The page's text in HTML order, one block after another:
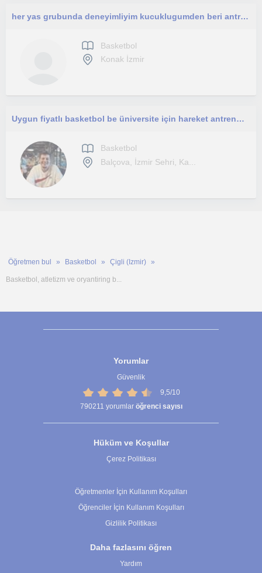
her yas grubunda deneyimliyim kucuklugumden beri antrenorluge merakliyim calismalarim basketbol,diyet ve beslenme agirlikli
Basketbol
Konak İzmir
Uygun fiyatlı basketbol be üniversite için hareket antrenman dersleri
Basketbol
Balçova, İzmir Sehri, Ka...
Öğretmen bul Basketbol Çigli (Izmir)
Basketbol, atletizm ve oryantiring b...
Yorumlar
Güvenlik
9,5/10
790211 yorumlar öğrenci sayısı
Hüküm ve Koşullar
Çerez Politikası
Öğretmenler İçin Kullanım Koşulları
Öğrenciler İçin Kullanım Koşulları
Gizlilik Politikası
Daha fazlasını öğren
Yardım